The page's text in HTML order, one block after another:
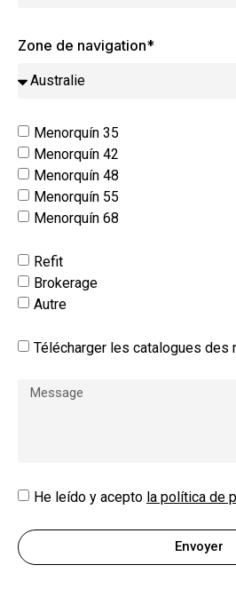
Zone de navigation*
Menorquín 35
Menorquín 42
Menorquín 48
Menorquín 55
Menorquín 68
Refit
Brokerage
Autre
Télécharger les catalogues
He leído y acepto la política de
Envoyer